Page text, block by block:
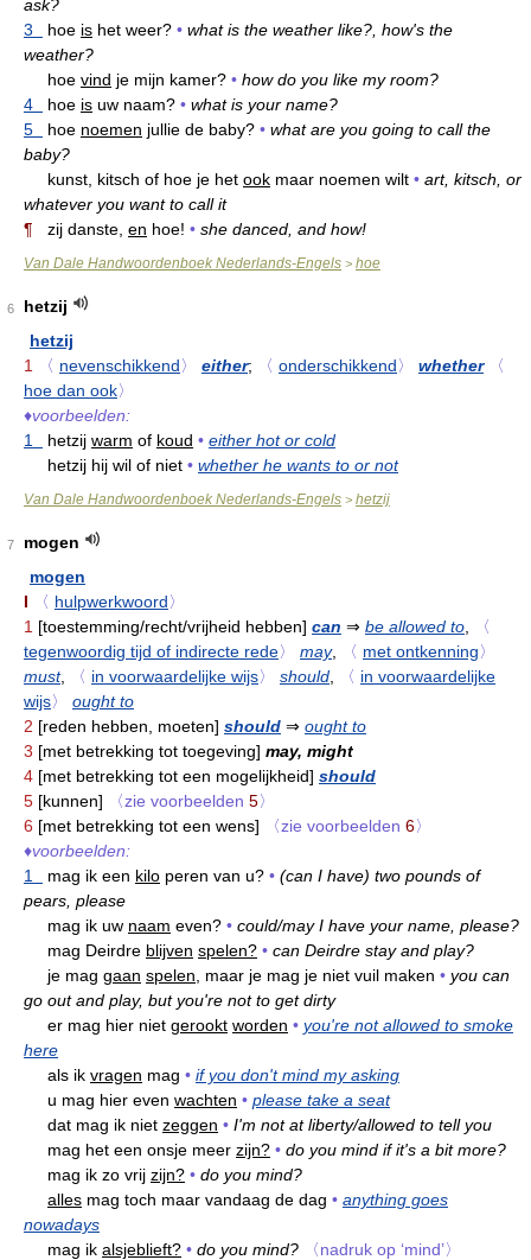
ask?
3
hoe is het weer? • what is the weather like?, how's the
weather?
hoe vind je mijn kamer? • how do you like my room?
4
hoe is uw naam? • what is your name?
5
hoe noemen jullie de baby? • what are you going to call the
baby?
kunst, kitsch of hoe je het ook maar noemen wilt • art, kitsch, or
whatever you want to call it
¶ zij danste, en hoe! • she danced, and how!
Van Dale Handwoordenboek Nederlands-Engels > hoe
6
hetzij
hetzij
1
〈 nevenschikkend〉 either; 〈 onderschikkend〉 whether
〈
hoe dan ook〉
♦voorbeelden:
1
hetzij warm of koud • either hot or cold
hetzij hij wil of niet • whether he wants to or not
Van Dale Handwoordenboek Nederlands-Engels > hetzij
7
mogen
mogen
I
〈 hulpwerkwoord〉
1 [toestemming/recht/vrijheid hebben] can ⇒ be allowed to
〈
tegenwoordig tijd of indirecte rede〉 may, 〈 met ontkenning〉
must, 〈 in voorwaardelijke wijs〉 should 〈 in voorwaardelijke
wijs〉
ought to
2 [reden hebben, moeten] should ⇒ ought to
3 [met betrekking tot toegeving] may, might
4 [met betrekking tot een mogelijkheid] should
5 [kunnen] 〈zie voorbeelden 5〉
6 [met betrekking tot een wens] 〈zie voorbeelden 6〉
♦voorbeelden:
1
mag ik een kilo peren van u? • (can I have) two pounds of
pears, please
mag ik uw naam even? • could/may I have your name, please?
mag Deirdre blijven spelen? • can Deirdre stay and play?
je mag gaan spelen, maar je mag je niet vuil maken • you can
go out and play, but you're not to get dirty
er mag hier niet gerookt worden • you're not allowed to smoke
here
als ik vragen mag • if you don't mind my asking
u mag hier even wachten • please take a seat
dat mag ik niet zeggen • I'm not at liberty/allowed to tell you
mag het een onsje meer zijn? • do you mind if it's a bit more?
mag ik zo vrij zijn? • do you mind?
alles mag toch maar vandaag de dag • anything goes
nowadays
mag ik alsjeblieft? • do you mind?
〈nadruk op ‘mind’〉